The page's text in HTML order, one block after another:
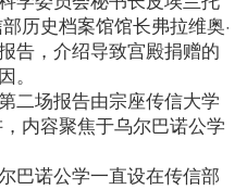
历史档案馆馆长弗拉维奥·
告，介绍导致宫殿捐赠的
。
二场报告由宗座传信大学
内容聚焦于乌尔巴诺公学
巴诺公学一直设在传信部